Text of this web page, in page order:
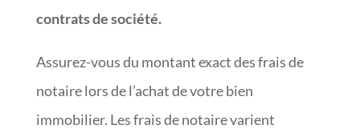
contrats de société.
Assurez-vous du montant exact des frais de
notaire lors de l’achat de votre bien
immobilier. Les frais de notaire varient